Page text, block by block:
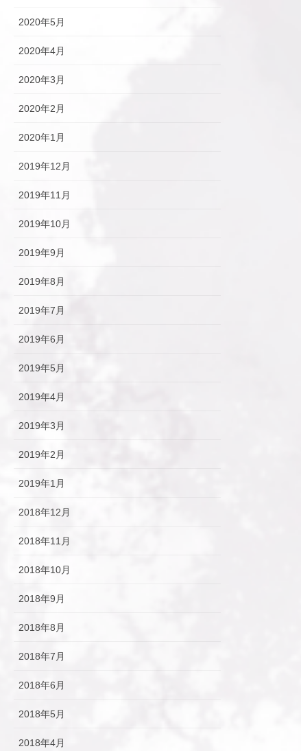
2020年5月
2020年4月
2020年3月
2020年2月
2020年1月
2019年12月
2019年11月
2019年10月
2019年9月
2019年8月
2019年7月
2019年6月
2019年5月
2019年4月
2019年3月
2019年2月
2019年1月
2018年12月
2018年11月
2018年10月
2018年9月
2018年8月
2018年7月
2018年6月
2018年5月
2018年4月